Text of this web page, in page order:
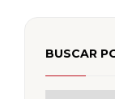
BUSCAR